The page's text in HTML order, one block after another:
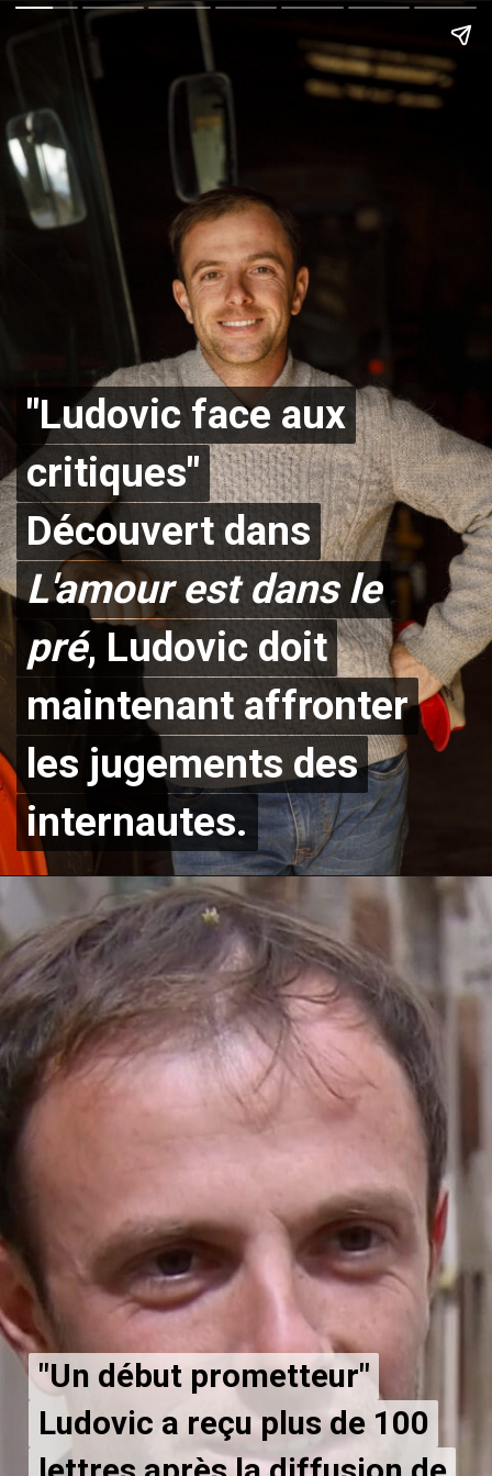
"Ludovic face aux
critiques"
Découvert dans
L'amour est dans le
pré, Ludovic doit
maintenant affronter
les jugements des
internautes.
"Ludovic face aux
critiques"
Découvert dans
L'amour est dans le
pré, Ludovic doit
maintenant affronter
les jugements des
internautes.
"Un début prometteur"
Ludovic a reçu plus de 100
"Un début prometteur"
Ludovic a reçu plus de 100